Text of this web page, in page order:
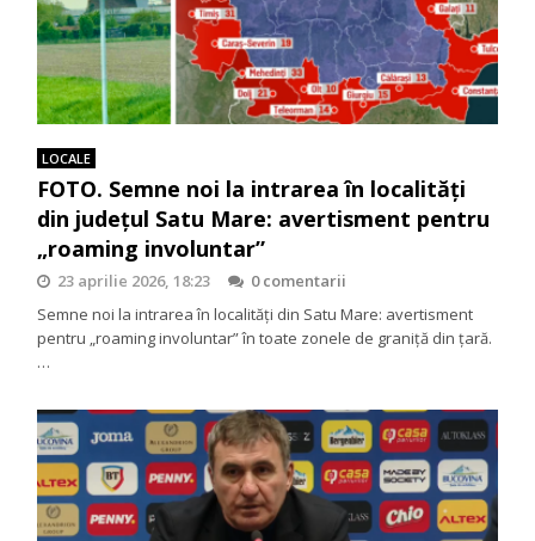
LOCALE
FOTO. Semne noi la intrarea în localități
din județul Satu Mare: avertisment pentru
„roaming involuntar”
23 aprilie 2026, 18:23
0 comentarii
Semne noi la intrarea în localități din Satu Mare: avertisment
pentru „roaming involuntar” în toate zonele de graniță din țară.
…